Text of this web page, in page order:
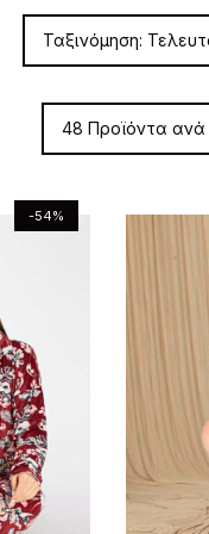
-54%